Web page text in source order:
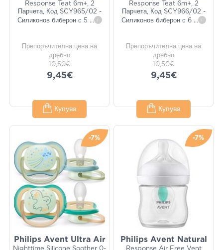
Response Teat 6m+, 2
Парчета, Код SCY965/02 -
Силиконов биберон с 5 ... i
Препоръчителна цена на
дребно
10,50€
9,45€
Купува
Response Teat 6m+, 2
Парчета, Код SCY966/02 -
Силиконов биберон с 6 ... i
Препоръчителна цена на
дребно
10,50€
9,45€
Купува
-7%
Philips Avent Ultra Air
-7%
Philips Avent Natural